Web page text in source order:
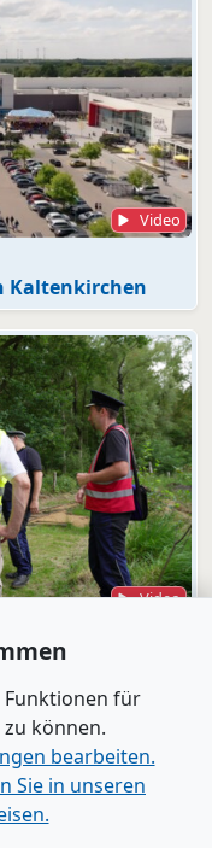
Video
Kaltenkirchen
Video
aus dem
Funktionen für
können.
bearbeiten.
Sie in unseren